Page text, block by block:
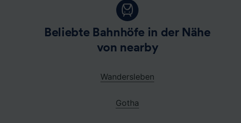
Beliebte Bahnhöfe in der Nähe
von nearby
Wandersleben
Gotha